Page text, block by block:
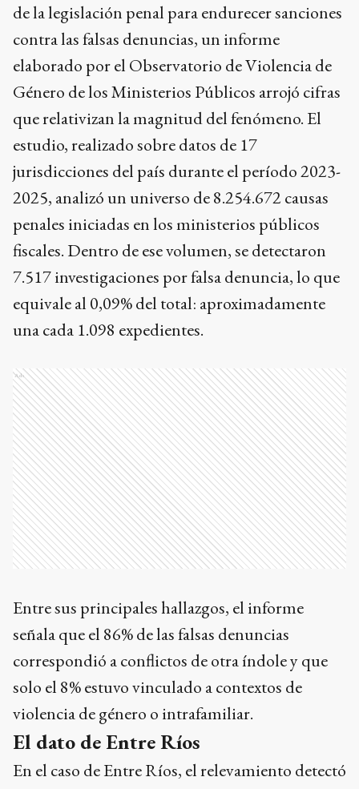
de la legislación penal para endurecer sanciones
contra las falsas denuncias, un informe
elaborado por el Observatorio de Violencia de
Género de los Ministerios Públicos arrojó cifras
que relativizan la magnitud del fenómeno. El
estudio, realizado sobre datos de 17
jurisdicciones del país durante el período 2023-
2025, analizó un universo de 8.254.672 causas
penales iniciadas en los ministerios públicos
fiscales. Dentro de ese volumen, se detectaron
7.517 investigaciones por falsa denuncia, lo que
equivale al 0,09% del total: aproximadamente
una cada 1.098 expedientes.
Ads
Entre sus principales hallazgos, el informe
señala que el 86% de las falsas denuncias
correspondió a conflictos de otra índole y que
solo el 8% estuvo vinculado a contextos de
violencia de género o intrafamiliar.
El dato de Entre Ríos
En el caso de Entre Ríos, el relevamiento detectó